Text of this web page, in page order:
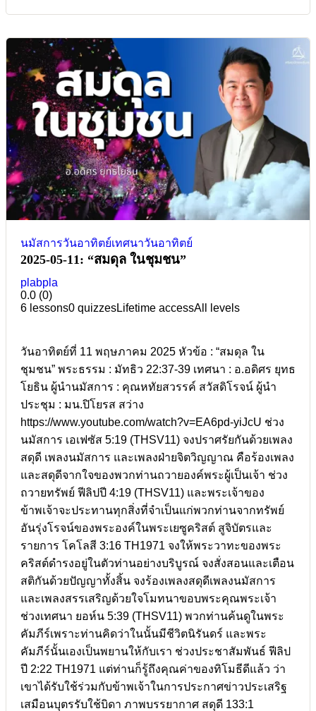
นมัสการวันอาทิตย์เทศนาวันอาทิตย์
2025-05-11: “สมดุล ในชุมชน”
plabpla
0.0 (0)
6 lessons0 quizzesLifetime accessAll levels
วันอาทิตย์ที่ 11 พฤษภาคม 2025 หัวข้อ : “สมดุล ใน
ชุมชน” พระธรรม : มัทธิว 22:37-39 เทศนา : อ.อดิศร ยุทธ
โยธิน ผู้นำนมัสการ : คุณหทัยสวรรค์ สวัสดิโรจน์ ผู้นำ
ประชุม : มน.ปิโยรส สว่าง
https://www.youtube.com/watch?v=EA6pd-yiJcU ช่วง
นมัสการ เอเฟซัส 5:19 (THSV11) จงปราศรัยกันด้วยเพลง
สดุดี เพลงนมัสการ และเพลงฝ่ายจิตวิญญาณ คือร้องเพลง
และสดุดีจากใจของพวกท่านถวายองค์พระผู้เป็นเจ้า ช่วง
ถวายทรัพย์ ฟีลิปปี 4:19 (THSV11) และพระเจ้าของ
ข้าพเจ้าจะประทานทุกสิ่งที่จำเป็นแก่พวกท่านจากทรัพย์
อันรุ่งโรจน์ของพระองค์ในพระเยซูคริสต์ สูจิบัตรและ
รายการ โคโลสี 3:16 TH1971 จงให้พระวาทะของพระ
คริสต์ดำรงอยู่ในตัวท่านอย่างบริบูรณ์ จงสั่งสอนและเตือน
สติกันด้วยปัญญาทั้งสิ้น จงร้องเพลงสดุดีเพลงนมัสการ
และเพลงสรรเสริญด้วยใจโมทนาขอบพระคุณพระเจ้า
ช่วงเทศนา ยอห์น 5:39 (THSV11) พวกท่านค้นดูในพระ
คัมภีร์เพราะท่านคิดว่าในนั้นมีชีวิตนิรันดร์ และพระ
คัมภีร์นั้นเองเป็นพยานให้กับเรา ช่วงประชาสัมพันธ์ ฟีลิป
ปี 2:22 TH1971 แต่ท่านก็รู้ถึงคุณค่าของทิโมธีดีแล้ว ว่า
เขาได้รับใช้ร่วมกับข้าพเจ้าในการประกาศข่าวประเสริฐ
เสมือนบุตรรับใช้บิดา ภาพบรรยากาศ สดุดี 133:1